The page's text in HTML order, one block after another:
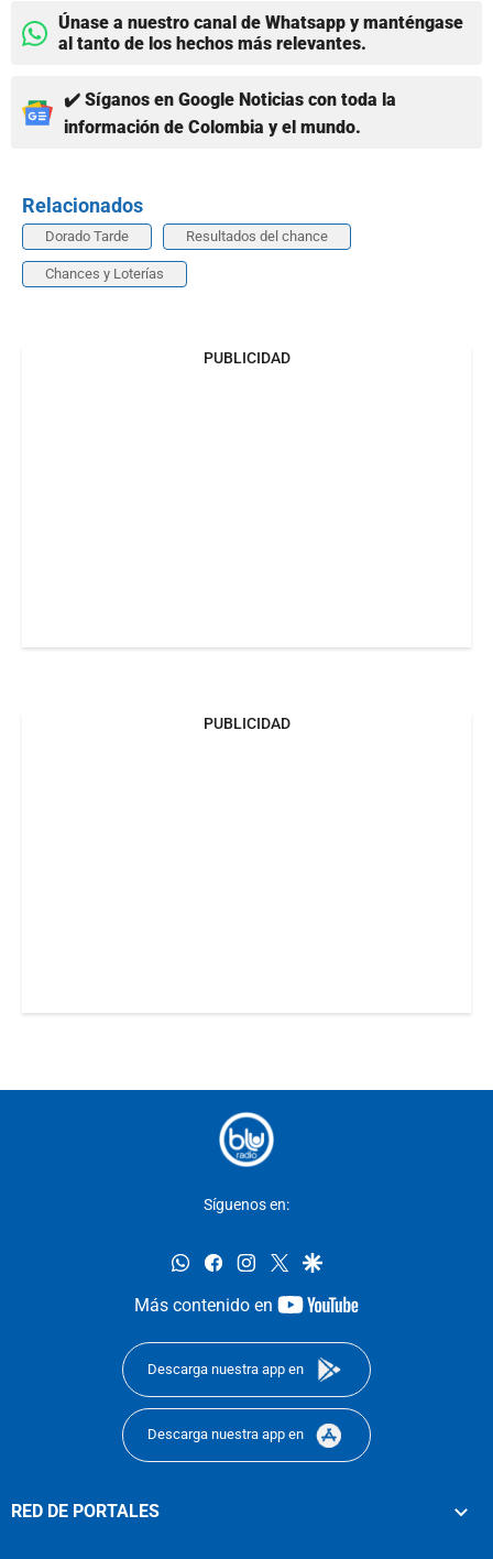
Únase a nuestro canal de Whatsapp y manténgase
al tanto de los hechos más relevantes.
✔️ Síganos en Google Noticias con toda la
información de Colombia y el mundo.
Relacionados
Dorado Tarde Resultados del chance
Chances y Loterías
PUBLICIDAD
PUBLICIDAD
Síguenos en:
whatsappfacebookinstagram
twittergoogle
Más contenido en
youtube-
Descarga nuestra app en
Descarga nuestra app en
RED DE PORTALES